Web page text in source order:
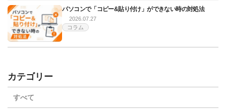
パソコンで「コピー&貼り付け」ができない時の対処法
2026.07.27
コラム
カテゴリー
すべて